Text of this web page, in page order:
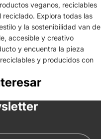
veganos, reciclables
Explora todas las
y la sostenibilidad van de
accesible y creativo
y encuentra la pieza
y producidos con